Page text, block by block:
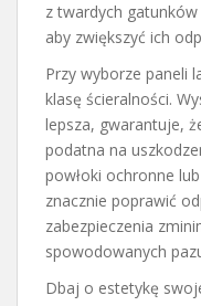
z twardych
aby zwiększyć ich
Przy wyborze paneli
klasę ścieralności.
lepsza, gwarantuje,
podatna na
powłoki ochronne
znacznie poprawić
zabezpieczenia
spowodowanych
Dbaj o estetykę